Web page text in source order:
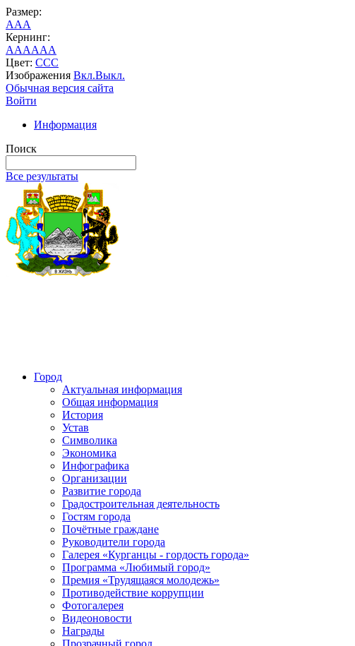
Размер:
AAA
Кернинг:
AAAAAA
Цвет: CCC
Изображения Вкл.Выкл.
Обычная версия сайта
Войти
Информация
Поиск
Все результаты
Город
Актуальная информация
Общая информация
История
Устав
Символика
Экономика
Инфографика
Организации
Развитие города
Градостроительная деятельность
Гостям города
Почётные граждане
Руководители города
Галерея «Курганцы - гордость города»
Программа «Любимый город»
Премия «Трудящаяся молодежь»
Противодействие коррупции
Фотогалерея
Видеоновости
Награды
Прозрачный город